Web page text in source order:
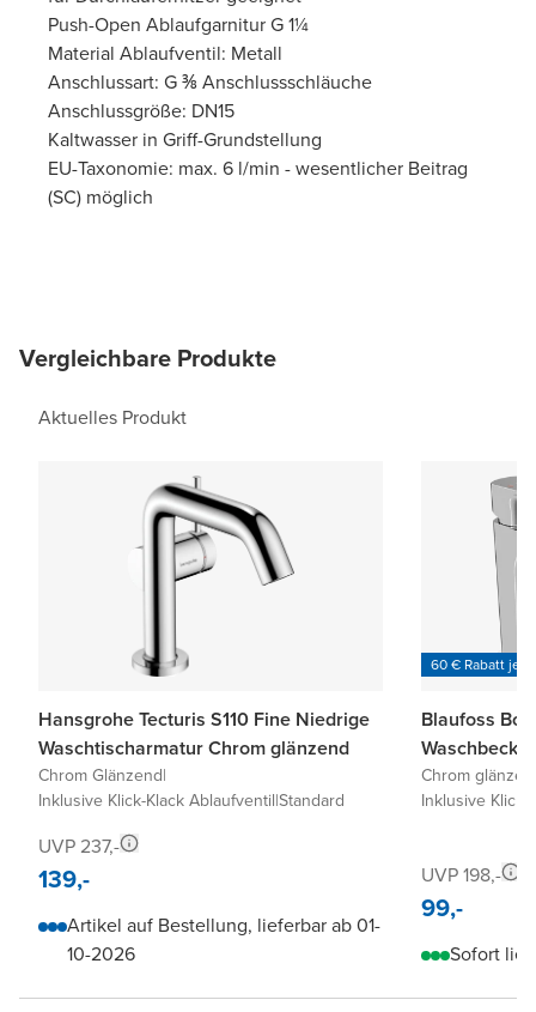
Push-Open Ablaufgarnitur G 1¼
Material Ablaufventil: Metall
Anschlussart: G ⅜ Anschlussschläuche
Anschlussgröße: DN15
Kaltwasser in Griff-Grundstellung
EU-Taxonomie: max. 6 l/min - wesentlicher Beitrag
(SC) möglich
Vergleichbare Produkte
Aktuelles Produkt
Hansgrohe Tecturis S110 Fine Niedrige
Waschtischarmatur Chrom glänzend
Chrom Glänzend|
Inklusive Klick-Klack Ablaufventil|Standard
UVP 237,-
139,-
Artikel auf Bestellung, lieferbar ab 01-
10-2026
60 € Rabatt je
Blaufoss
Chrom
Inklusive
UVP 198,-
99,-
Sofort